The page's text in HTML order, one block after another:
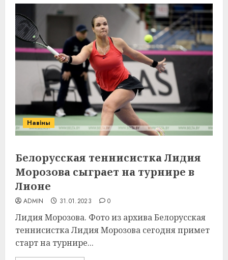
Навіны
Белорусская теннисистка Лидия
Морозова сыграет на турнире в
Лионе
ADMIN 31.01.2023 0
Лидия Морозова. Фото из архива Белорусская
теннисистка Лидия Морозова сегодня примет
старт на турнире...